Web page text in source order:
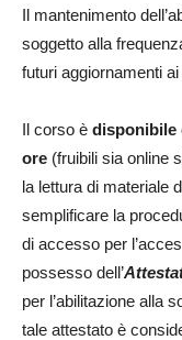
Il mantenimento
soggetto alla
futuri aggiornamenti
Il corso è disponibile
ore (fruibili sia online
la lettura di materiale
semplificare la
di accesso per
possesso dell’
per l’abilitazione alla
tale attestato è